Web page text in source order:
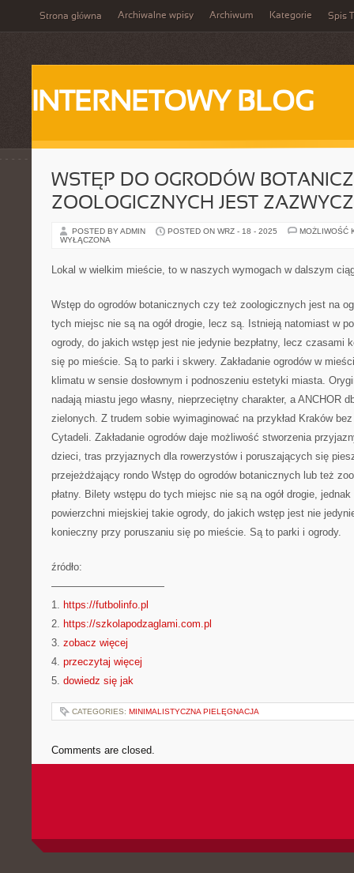
Strona główna Archiwalne wpisy Archiwum Kategorie Spis
INTERNETOWY BLOG
WSTĘP DO OGRODÓW
ZOOLOGICZNYCH JEST
POSTED BY ADMIN POSTED ON WRZ - 18 - 2025
MOŻLIWOŚĆ
WYŁĄCZONA
Lokal w wielkim mieście, to w naszych wymogach w dalszym
Wstęp do ogrodów botanicznych czy też zoologicznych jest na
tych miejsc nie są na ogół drogie, lecz są. Istnieją natomiast w
ogrody, do jakich wstęp jest nie jedynie bezpłatny, lecz czasami
się po mieście. Są to parki i skwery. Zakładanie ogrodów w
klimatu w sensie dosłownym i podnoszeniu estetyki miasta.
nadają miastu jego własny, nieprzeciętny charakter, a ANCHOR
zielonych. Z trudem sobie wyimaginować na przykład Kraków
Cytadeli. Zakładanie ogrodów daje możliwość stworzenia
dzieci, tras przyjaznych dla rowerzystów i poruszających się
przejeżdżający rondo Wstęp do ogrodów botanicznych lub też
płatny. Bilety wstępu do tych miejsc nie są na ogół drogie,
powierzchni miejskiej takie ogrody, do jakich wstęp jest nie
konieczny przy poruszaniu się po mieście. Są to parki i ogrody.
źródło:
———————————
1. https://futbolinfo.pl
2. https://szkolapodzaglami.com.pl
3. zobacz więcej
4. przeczytaj więcej
5. dowiedz się jak
CATEGORIES: MINIMALISTYCZNA PIELĘGNACJA
Comments are closed.